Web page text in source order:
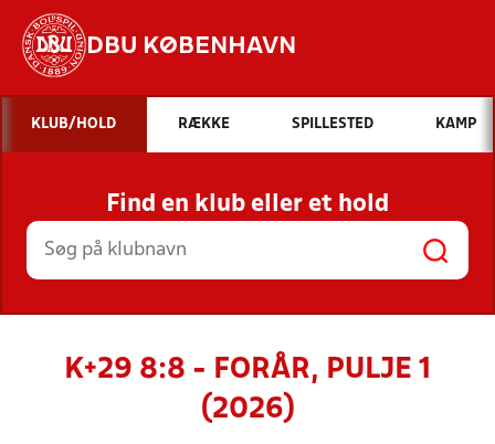
DBU KØBENHAVN
Hvad vil du søge efter?
INDHOLD OG NYHEDER
STILLINGER, RESULTATER, KLUBBER OG
HOLD
KLUB/HOLD RÆKKE SPILLESTED KAMP
Find en klub eller et hold
K+29 8:8 - FORÅR, PULJE 1
(2026)